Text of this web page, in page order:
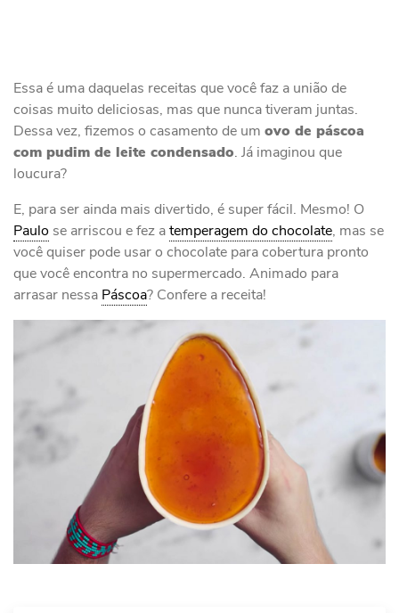
Essa é uma daquelas receitas que você faz a união de
coisas muito deliciosas, mas que nunca tiveram juntas.
Dessa vez, fizemos o casamento de um ovo de páscoa
com pudim de leite condensado. Já imaginou que
loucura?
E, para ser ainda mais divertido, é super fácil. Mesmo! O
Paulo se arriscou e fez atemperagem do chocolate, mas se
você quiser pode usar o chocolate para cobertura pronto
que você encontra no supermercado. Animado para
arrasar nessa Páscoa? Confere a receita!